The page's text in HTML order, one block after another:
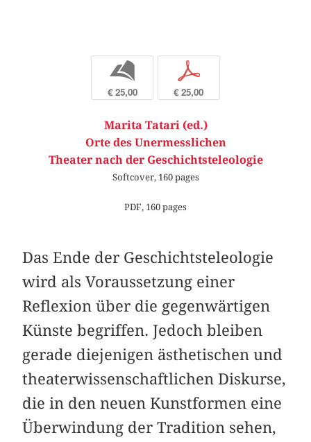
b
€ 25,00
p
€ 25,00
Marita Tatari (ed.)
Orte des Unermesslichen
Theater nach der Geschichtsteleologie
Softcover, 160 pages
PDF, 160 pages
Das Ende der Geschichtsteleologie
wird als Voraussetzung einer
Reflexion über die gegenwärtigen
Künste begriffen. Jedoch bleiben
gerade diejenigen ästhetischen und
theaterwissenschaftlichen Diskurse,
die in den neuen Kunstformen eine
Überwindung der Tradition sehen,